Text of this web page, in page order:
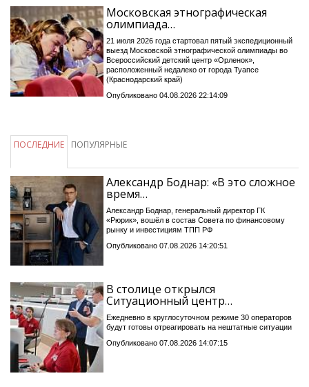
Московская этнографическая
олимпиада…
21 июля 2026 года стартовал пятый экспедиционный
выезд Московской этнографической олимпиады во
Всероссийский детский центр «Орленок»,
расположенный недалеко от города Туапсе
(Краснодарский край)
Опубликовано 04.08.2026 22:14:09
ПОСЛЕДНИЕ ПОПУЛЯРНЫЕ
Александр Боднар: «В это сложное
время…
Александр Боднар, генеральный директор ГК
«Рюрик», вошёл в состав Совета по финансовому
рынку и инвестициям ТПП РФ
Опубликовано 07.08.2026 14:20:51
В столице открылся
Ситуационный центр…
Ежедневно в круглосуточном режиме 30 операторов
будут готовы отреагировать на нештатные ситуации
Опубликовано 07.08.2026 14:07:15